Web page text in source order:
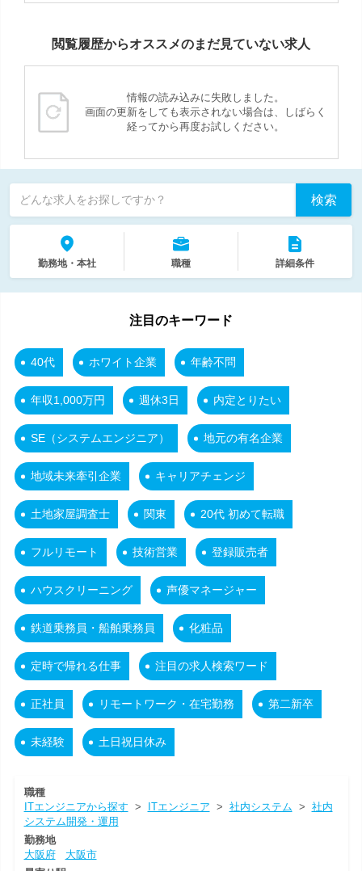
閲覧履歴からオススメのまだ見ていない求人
情報の読み込みに失敗しました。
画面の更新をしても表示されない場合は、しばらく
経ってから再度お試しください。
どんな求人をお探しですか？ 検索
勤務地・本社 職種 詳細条件
注目のキーワード
40代 ホワイト企業 年齢不問
年収1,000万円 週休3日 内定とりたい
SE（システムエンジニア） 地元の有名企業
地域未来牽引企業 キャリアチェンジ
土地家屋調査士 関東 20代 初めて転職
フルリモート 技術営業 登録販売者
ハウスクリーニング 声優マネージャー
鉄道乗務員・船舶乗務員 化粧品
定時で帰れる仕事 注目の求人検索ワード
正社員 リモートワーク・在宅勤務 第二新卒
未経験 土日祝日休み
職種
ITエンジニアから探す > ITエンジニア > 社内システム > 社内
システム開発・運用
勤務地
大阪府
大阪市